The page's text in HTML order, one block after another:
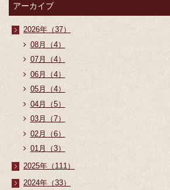
アーカイブ
2026年（37）
08月（4）
07月（4）
06月（4）
05月（4）
04月（5）
03月（7）
02月（6）
01月（3）
2025年（111）
2024年（33）